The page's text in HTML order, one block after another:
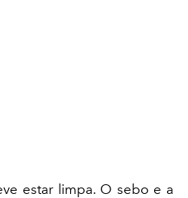
estar limpa. O sebo e a